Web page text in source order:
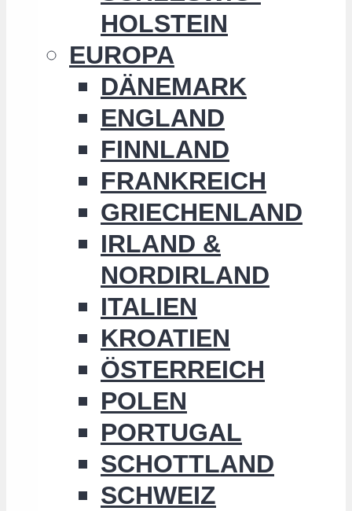
HOLSTEIN
EUROPA
DÄNEMARK
ENGLAND
FINNLAND
FRANKREICH
GRIECHENLAND
IRLAND &
NORDIRLAND
ITALIEN
KROATIEN
ÖSTERREICH
POLEN
PORTUGAL
SCHOTTLAND
SCHWEIZ